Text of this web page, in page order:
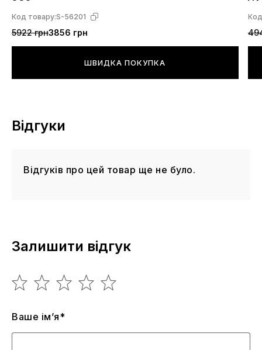
Код товару:S-56201
5922 грн3856 грн
ШВИДКА ПОКУПКА
Відгуки
Відгуків про цей товар ще не було.
Залишити відгук
Ваше ім’я*